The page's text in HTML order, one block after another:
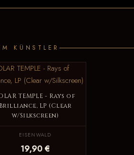
KÜNSTLER
TEMPLE - Rays of
Brilliance, LP (Clear
w/Silkscreen)
EISENWALD
19,90 €